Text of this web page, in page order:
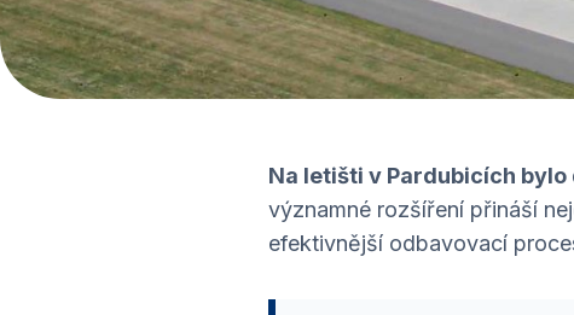
Na letišti v Pardubicích bylo
významné rozšíření přináší
efektivnější odbavovací